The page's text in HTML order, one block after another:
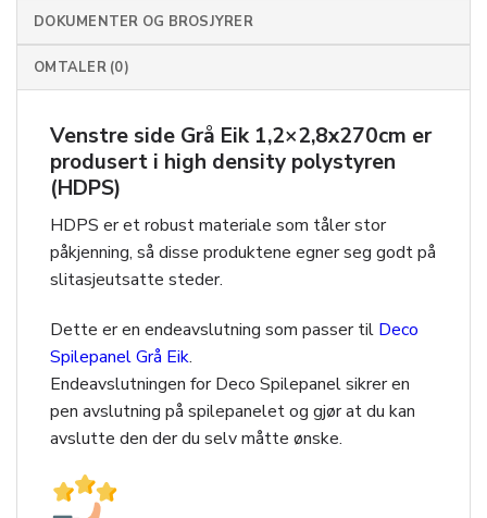
DOKUMENTER OG BROSJYRER
OMTALER (0)
Venstre side Grå Eik 1,2×2,8x270cm er
produsert i high density polystyren
(HDPS)
HDPS er et robust materiale som tåler stor
påkjenning, så disse produktene egner seg godt på
slitasjeutsatte steder.
Dette er en endeavslutning som passer til Deco
Spilepanel Grå Eik.
Endeavslutningen for Deco Spilepanel sikrer en
pen avslutning på spilepanelet og gjør at du kan
avslutte den der du selv måtte ønske.